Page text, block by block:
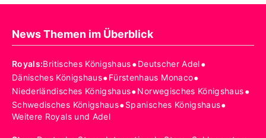
News Themen im Überblick
Royals:Britisches Königshaus•Deutscher Adel•
Dänisches Königshaus•Fürstenhaus Monaco•
Niederländisches Königshaus•Norwegisches Königshaus•
Schwedisches Königshaus•Spanisches Königshaus•
Weitere Royals und Adel